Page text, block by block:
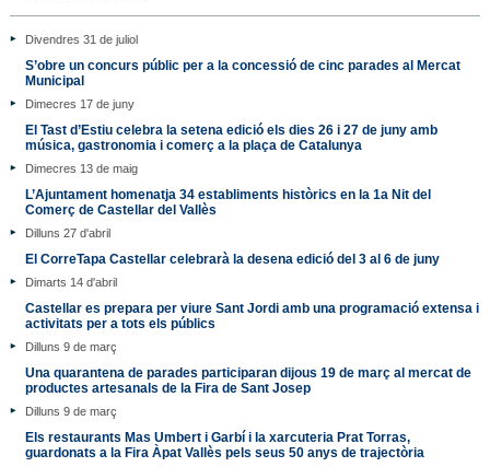
Divendres 31 de juliol
S’obre un concurs públic per a la concessió de cinc parades al Mercat
Municipal
Dimecres 17 de juny
El Tast d’Estiu celebra la setena edició els dies 26 i 27 de juny amb
música, gastronomia i comerç a la plaça de Catalunya
Dimecres 13 de maig
L’Ajuntament homenatja 34 establiments històrics en la 1a Nit del
Comerç de Castellar del Vallès
Dilluns 27 d'abril
El CorreTapa Castellar celebrarà la desena edició del 3 al 6 de juny
Dimarts 14 d'abril
Castellar es prepara per viure Sant Jordi amb una programació extensa i
activitats per a tots els públics
Dilluns 9 de març
Una quarantena de parades participaran dijous 19 de març al mercat de
productes artesanals de la Fira de Sant Josep
Dilluns 9 de març
Els restaurants Mas Umbert i Garbí i la xarcuteria Prat Torras,
guardonats a la Fira Àpat Vallès pels seus 50 anys de trajectòria